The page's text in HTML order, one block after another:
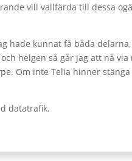
vill vallfärda till dessa
hade kunnat få båda
helgen så går jag att nå via
Om inte Telia hinner
datatrafik.